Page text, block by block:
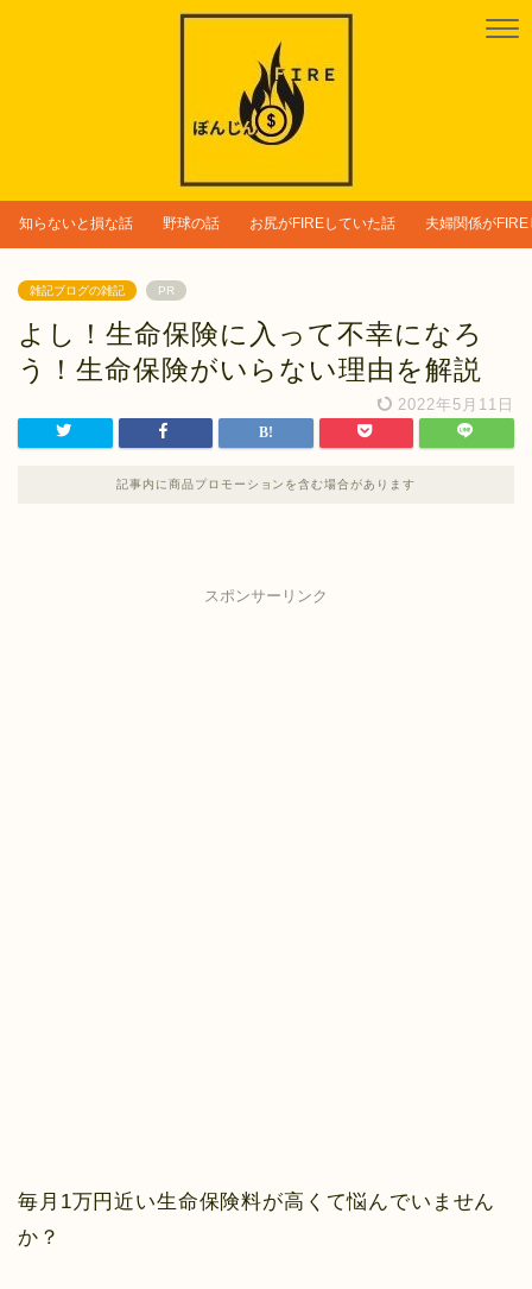
知らないと損な話 野球の話 お尻がFIREしていた話 夫婦関係が
雑記ブログの雑記 PR
よし！生命保険に入って不幸になろ
う！生命保険がいらない理由を解説
2022年5月11日
記事内に商品プロモーションを含む場合があります
スポンサーリンク
毎月1万円近い生命保険料が高くて悩んでいません
か？